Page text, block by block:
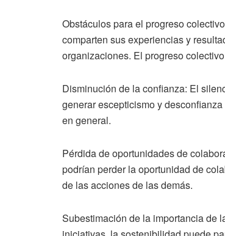
Obstáculos para el progreso
comparten sus experiencias y
organizaciones. El progreso
Disminución de la confianza: El
generar escepticismo y
en general.
Pérdida de oportunidades de
podrían perder la oportunidad de
de las acciones de las demás.
Subestimación de la importancia de